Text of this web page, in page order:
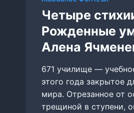
Четыре
Рожденные
Алена
671 училище —
этого года закрытое
мира. Отрезанное от
трещиной в ступени,